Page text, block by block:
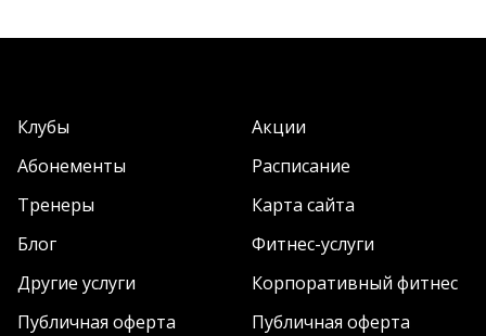
Клубы
Акции
Абонементы
Расписание
Тренеры
Карта сайта
Блог
Фитнес-услуги
Другие услуги
Корпоративный фитнес
Публичная оферта
Публичная оферта